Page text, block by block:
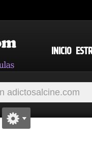
INICIO